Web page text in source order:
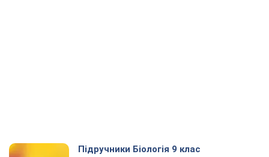
Підручники Біологія 9 клас